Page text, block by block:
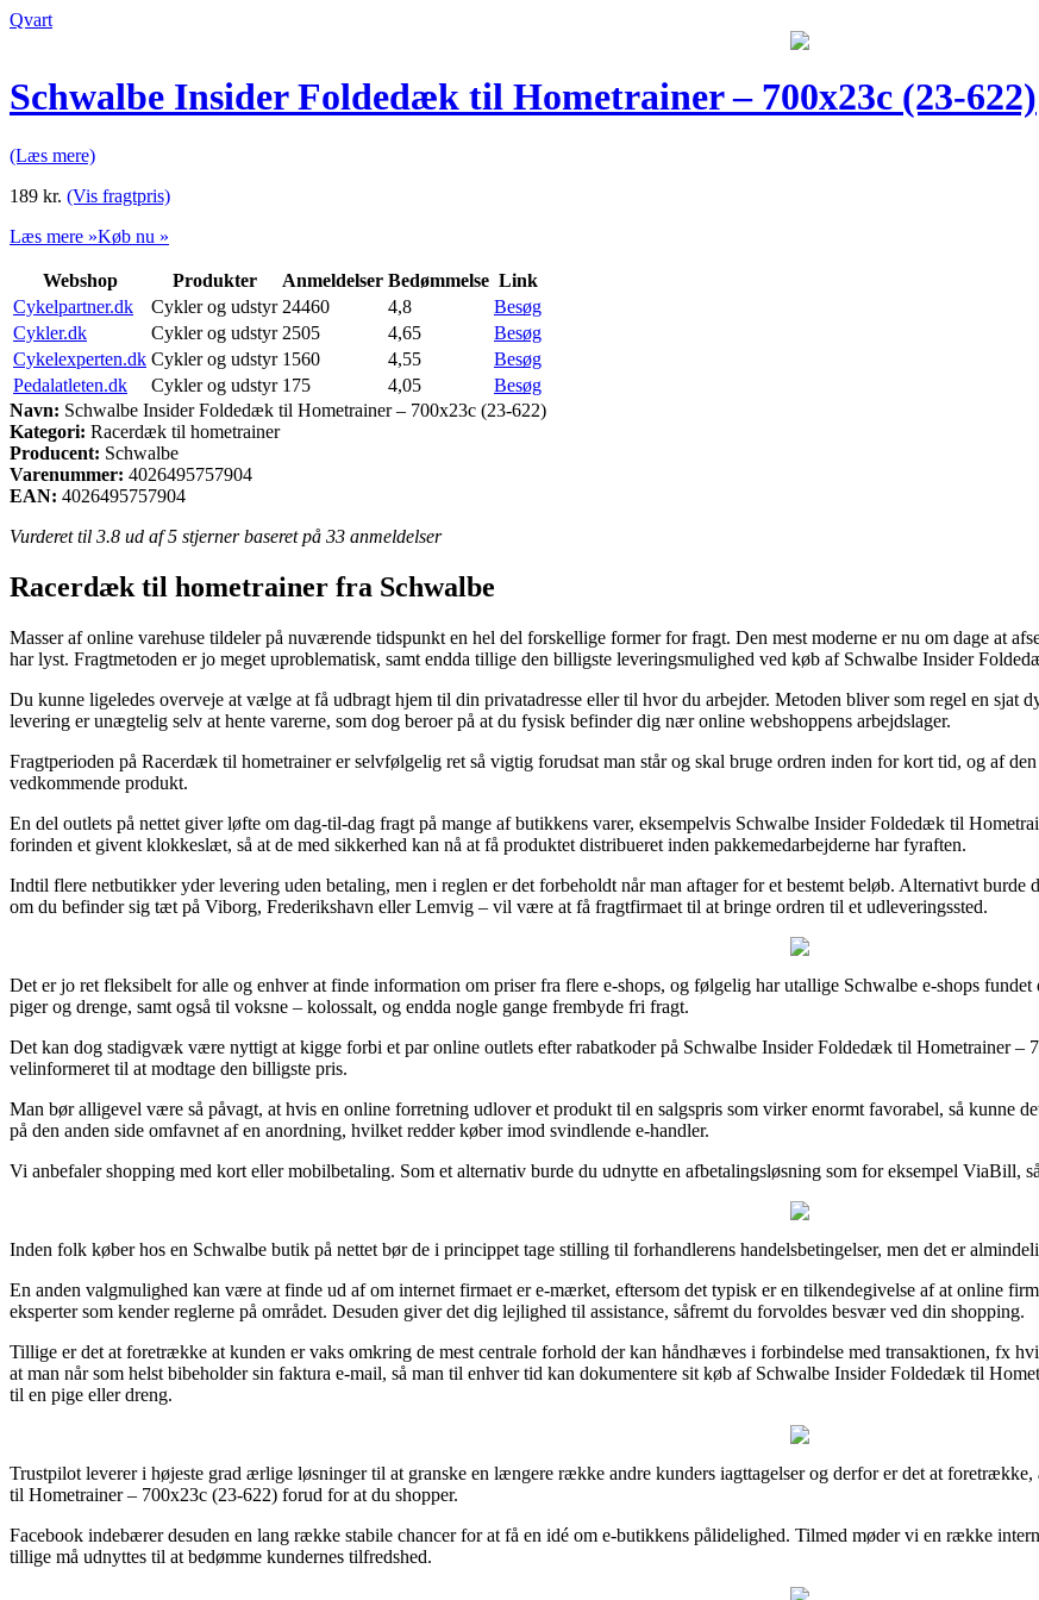
Qvart
Schwalbe Insider Foldedæk til Hometrainer – 700x23c (23-622)
(Læs mere)
189 kr. (Vis fragtpris)
Læs mere »Køb nu »
Webshop Produkter Anmeldelser Bedømmelse Link
Cykelpartner.dk
Cykler og udstyr 24460 4,8
Besøg
Cykler.dk
Cykler og udstyr 2505 4,65
Besøg
Cykelexperten.dk Cykler og udstyr 1560 4,55
Besøg
Pedalatleten.dk
Cykler og udstyr 175 4,05
Besøg
Navn: Schwalbe Insider Foldedæk til Hometrainer – 700x23c (23-622)
Kategori: Racerdæk til hometrainer
Producent: Schwalbe
Varenummer: 4026495757904
EAN: 4026495757904
Vurderet til 3.8 ud af 5 stjerner baseret på 33 anmeldelser
Racerdæk til hometrainer fra Schwalbe
Masser af online varehuse tildeler på nuværende tidspunkt en hel del forskellige former for fragt. Den mest moderne er nu om dage at
har lyst. Fragtmetoden er jo meget uproblematisk, samt endda tillige den billigste leveringsmulighed ved køb af Schwalbe Insider
Du kunne ligeledes overveje at vælge at få udbragt hjem til din privatadresse eller til hvor du arbejder. Metoden bliver som regel en sjat
levering er unægtelig selv at hente varerne, som dog beroer på at du fysisk befinder dig nær online webshoppens arbejdslager.
Fragtperioden på Racerdæk til hometrainer er selvfølgelig ret så vigtig forudsat man står og skal bruge ordren inden for kort tid, og af
vedkommende produkt.
En del outlets på nettet giver løfte om dag-til-dag fragt på mange af butikkens varer, eksempelvis Schwalbe Insider Foldedæk til
forinden et givent klokkeslæt, så at de med sikkerhed kan nå at få produktet distribueret inden pakkemedarbejderne har fyraften.
Indtil flere netbutikker yder levering uden betaling, men i reglen er det forbeholdt når man aftager for et bestemt beløb. Alternativt
om du befinder sig tæt på Viborg, Frederikshavn eller Lemvig – vil være at få fragtfirmaet til at bringe ordren til et udleveringssted.
Det er jo ret fleksibelt for alle og enhver at finde information om priser fra flere e-shops, og følgelig har utallige Schwalbe e-shops
piger og drenge, samt også til voksne – kolossalt, og endda nogle gange frembyde fri fragt.
Det kan dog stadigvæk være nyttigt at kigge forbi et par online outlets efter rabatkoder på Schwalbe Insider Foldedæk til Hometrainer –
velinformeret til at modtage den billigste pris.
Man bør alligevel være så påvagt, at hvis en online forretning udlover et produkt til en salgspris som virker enormt favorabel, så
på den anden side omfavnet af en anordning, hvilket redder køber imod svindlende e-handler.
Vi anbefaler shopping med kort eller mobilbetaling. Som et alternativ burde du udnytte en afbetalingsløsning som for eksempel ViaBill,
Inden folk køber hos en Schwalbe butik på nettet bør de i princippet tage stilling til forhandlerens handelsbetingelser, men det er
En anden valgmulighed kan være at finde ud af om internet firmaet er e-mærket, eftersom det typisk er en tilkendegivelse af at online
eksperter som kender reglerne på området. Desuden giver det dig lejlighed til assistance, såfremt du forvoldes besvær ved din shopping.
Tillige er det at foretrække at kunden er vaks omkring de mest centrale forhold der kan håndhæves i forbindelse med transaktionen, fx
at man når som helst bibeholder sin faktura e-mail, så man til enhver tid kan dokumentere sit køb af Schwalbe Insider Foldedæk til
til en pige eller dreng.
Trustpilot leverer i højeste grad ærlige løsninger til at granske en længere række andre kunders iagttagelser og derfor er det at
til Hometrainer – 700x23c (23-622) forud for at du shopper.
Facebook indebærer desuden en lang række stabile chancer for at få en idé om e-butikkens pålidelighed. Tilmed møder vi en række
tillige må udnyttes til at bedømme kundernes tilfredshed.